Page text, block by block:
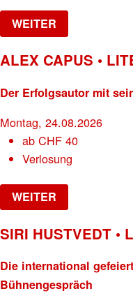
WEITER
ALEX CAPUS •
Der Erfolgsautor mit
Montag, 24.08.2026
abCHF 40
Verlosung
WEITER
SIRI HUSTVEDT •
Die international
Bühnengespräch